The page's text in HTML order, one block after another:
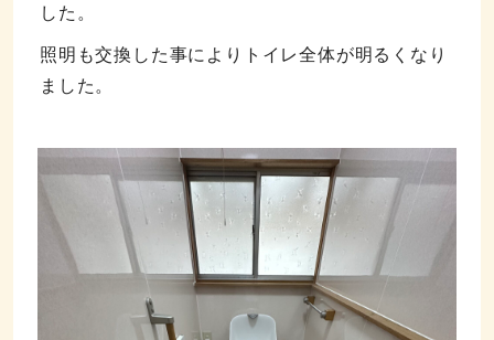
した。
照明も交換した事によりトイレ全体が明るくなり
ました。